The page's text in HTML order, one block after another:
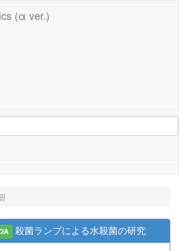
(α ver.)
殺菌ランプによる水殺菌の研究